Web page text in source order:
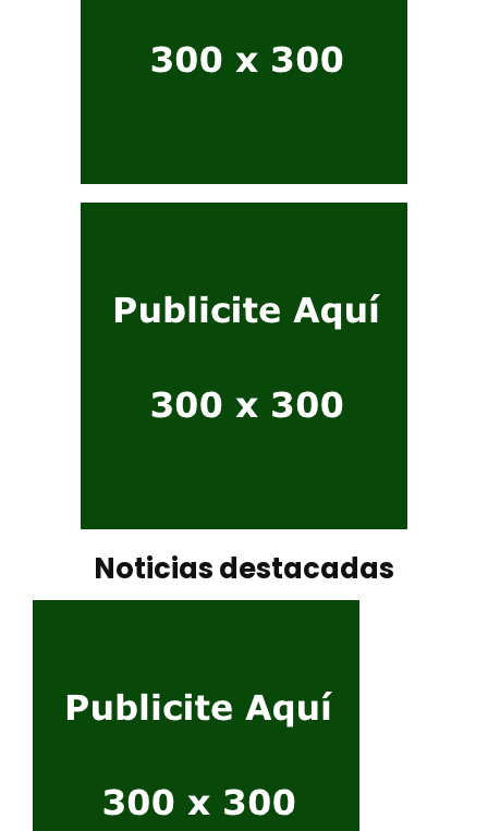
Noticias destacadas